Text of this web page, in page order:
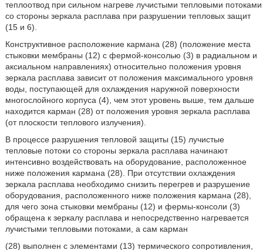
теплоотвод при сильном нагреве лучистыми тепловыми потоками
со стороны зеркала расплава при разрушении тепловых защит
(15 и 6).
Конструктивное расположение кармана (28) (положение места
стыковки мембраны (12) с фермой-консолью (3) в радиальном и
аксиальном направлениях) относительно положения уровня
зеркала расплава зависит от положения максимального уровня
воды, поступающей для охлаждения наружной поверхности
многослойного корпуса (4), чем этот уровень выше, тем дальше
находится карман (28) от положения уровня зеркала расплава
(от плоскости теплового излучения).
В процессе разрушения тепловой защиты (15) лучистые
тепловые потоки со стороны зеркала расплава начинают
интенсивно воздействовать на оборудование, расположенное
ниже положения кармана (28). При отсутствии охлаждения
зеркала расплава необходимо снизить перегрев и разрушение
оборудования, расположенного ниже положения кармана (28),
для чего зона стыковки мембраны (12) и фермы-консоли (3)
обращена к зеркалу расплава и непосредственно нагревается
лучистыми тепловыми потоками, а сам карман
(28) выполнен с элементами (13) термического сопротивления,